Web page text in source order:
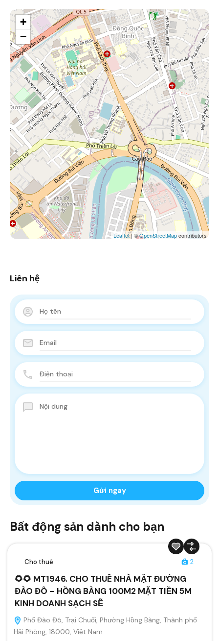
+
−
Leaflet| ©OpenStreetMapcontributors
Liên hệ
Bất động sản dành cho bạn
Cho thuê 2
🌻🌻 MT1946. CHO THUÊ NHÀ MẶT ĐƯỜNG
ĐÀO ĐÔ – HỒNG BÀNG 100M2 MẶT TIỀN 5M
KINH DOANH SẠCH SẼ
Phố Đào Đô, Trại Chuối, Phường Hồng Bàng, Thành phố
Hải Phòng, 18000, Việt Nam